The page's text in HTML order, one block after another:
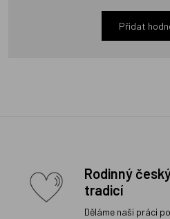
Přidat
Rodinný
tradicí
Děláme naši práci